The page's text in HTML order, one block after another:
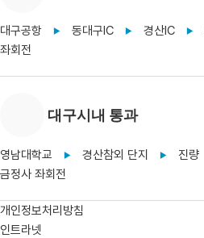
대구공항 ▶ 동대구IC ▶ 경산IC ▶
좌회전
대구시내 통과
영남대학교 ▶ 경산참외 단지 ▶ 진량
금정사 좌회전
개인정보처리방침
인트라넷